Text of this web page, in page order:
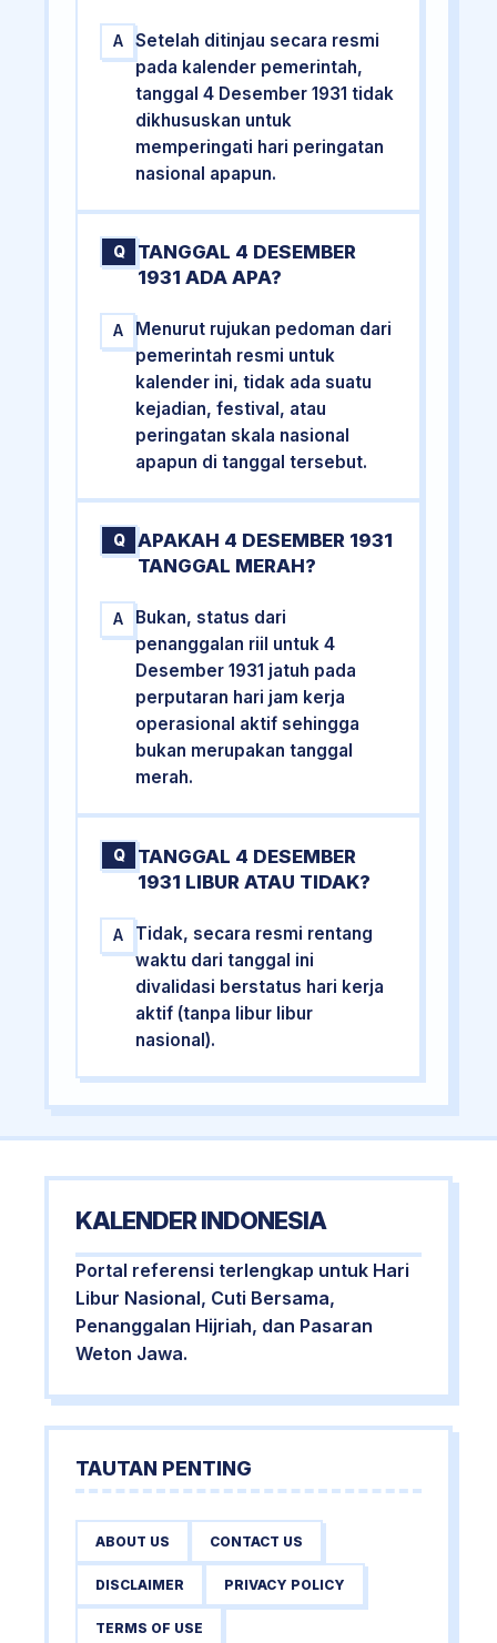
A
Setelah ditinjau secara resmi
pada kalender pemerintah,
tanggal 4 Desember 1931 tidak
dikhususkan untuk
memperingati hari peringatan
nasional apapun.
Q
TANGGAL 4 DESEMBER
1931 ADA APA?
A
Menurut rujukan pedoman dari
pemerintah resmi untuk
kalender ini, tidak ada suatu
kejadian, festival, atau
peringatan skala nasional
apapun di tanggal tersebut.
Q
APAKAH 4 DESEMBER 1931
TANGGAL MERAH?
A
Bukan, status dari
penanggalan riil untuk 4
Desember 1931 jatuh pada
perputaran hari jam kerja
operasional aktif sehingga
bukan merupakan tanggal
merah.
Q
TANGGAL 4 DESEMBER
1931 LIBUR ATAU TIDAK?
A
Tidak, secara resmi rentang
waktu dari tanggal ini
divalidasi berstatus hari kerja
aktif (tanpa libur libur
nasional).
KALENDER INDONESIA
Portal referensi terlengkap untuk Hari
Libur Nasional, Cuti Bersama,
Penanggalan Hijriah, dan Pasaran
Weton Jawa.
TAUTAN PENTING
ABOUT US CONTACT US
DISCLAIMER PRIVACY POLICY
TERMS OF USE